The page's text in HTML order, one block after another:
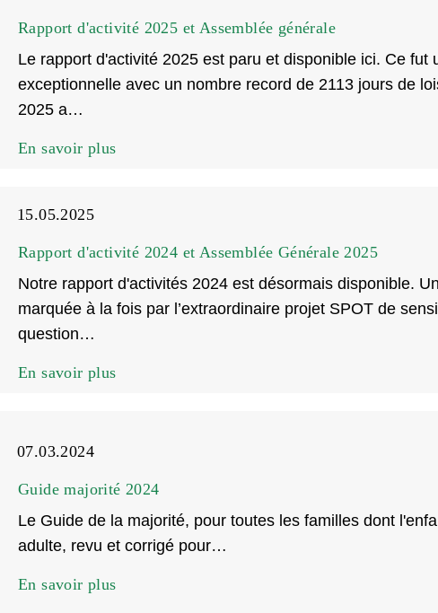
Rapport d'activité 2025 et Assemblée générale
Le rapport d'activité 2025 est paru et disponible ici. Ce fut
exceptionnelle avec un nombre record de 2113 jours de
2025 a…
En savoir plus
15.05.2025
Rapport d'activité 2024 et Assemblée Générale 2025
Notre rapport d'activités 2024 est désormais disponible.
marquée à la fois par l’extraordinaire projet SPOT de
question…
En savoir plus
07.03.2024
Guide majorité 2024
Le Guide de la majorité, pour toutes les familles dont
adulte, revu et corrigé pour…
En savoir plus